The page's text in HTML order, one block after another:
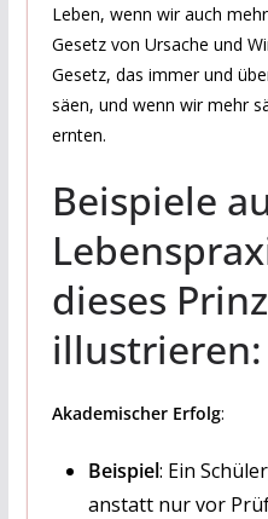
Leben, wenn wir auch
Gesetz von Ursache und
Gesetz, das immer und
säen, und wenn wir mehr
ernten.
Beispiele
dieses
illustrieren:
Akademischer Erfolg:
Beispiel: Ein
anstatt nur vor